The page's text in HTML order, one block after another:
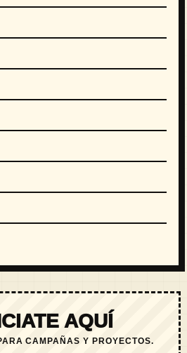
AQUÍ
CAMPAÑAS Y PROYECTOS.